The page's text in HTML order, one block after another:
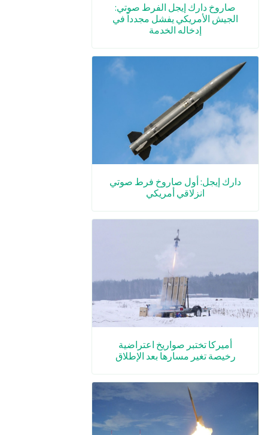
صاروخ دارك إيجل الفرط صوتي:
الجيش الأمريكي يفشل مجدداً في
إدخاله الخدمة
دارك إيجل: أول صاروخ فرط صوتي
انزلاقي أمريكي
أميركا تختبر صواريخ اعتراضية
رخيصة تغير مسارها بعد الإطلاق